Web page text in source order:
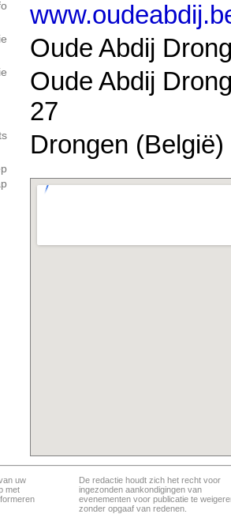
Oude Abdij
Oude Abdij
27
Drongen (België)
uw
met
De redactie houdt zich het recht voor
ingezonden aankondigingen van
evenementen voor publicatie te
zonder opgaaf van redenen.